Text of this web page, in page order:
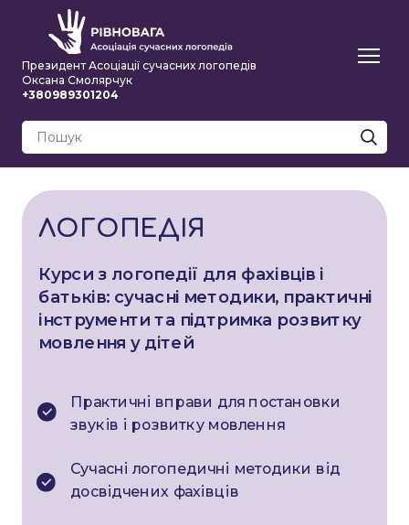
Президент Асоціації сучасних логопедів
Оксана Смолярчук
+380989301204
ЛОГОПЕДІЯ
Курси з логопедії для фахівців і
батьків: сучасні методики, практичні
інструменти та підтримка розвитку
мовлення у дітей
Сучасні логопедичні методики від
досвідчених фахівців
Практичні вправи для постановки
звуків і розвитку мовлення